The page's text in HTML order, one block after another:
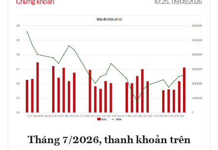
Chứng khoán 10:25, 09/08/2026
Tháng 7/2026, thanh khoản trên